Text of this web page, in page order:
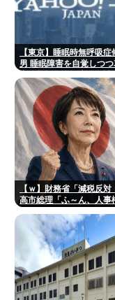
【東京】睡眠時無呼吸症
男 睡眠障害を自覚しつ
負わせ…「厳重処分」意
書類送検
【ｗ】財務省「減税反
高市総理「ふ～ん、人事